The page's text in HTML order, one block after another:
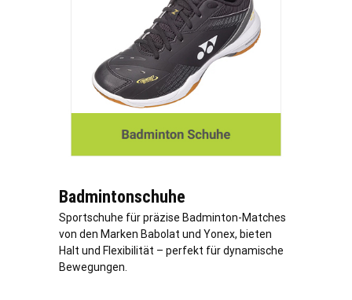
Badmintonschuhe
Sportschuhe für präzise Badminton-Matches
von den Marken Babolat und Yonex, bieten
Halt und Flexibilität – perfekt für dynamische
Bewegungen.